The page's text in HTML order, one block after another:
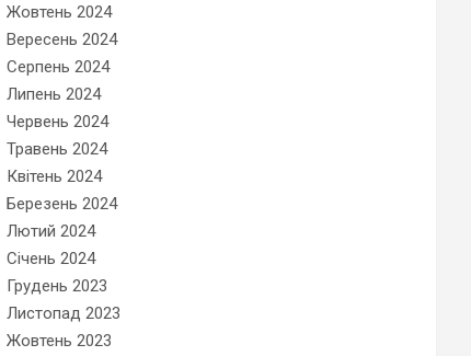
Жовтень 2024
Вересень 2024
Серпень 2024
Липень 2024
Червень 2024
Травень 2024
Квітень 2024
Березень 2024
Лютий 2024
Січень 2024
Грудень 2023
Листопад 2023
Жовтень 2023